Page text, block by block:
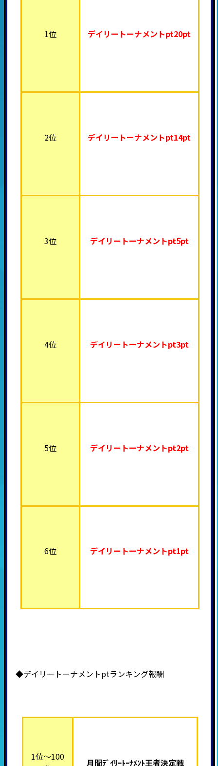
1位 デイリートーナメントpt20pt
2位 デイリートーナメントpt14pt
3位 デイリートーナメントpt5pt
4位 デイリートーナメントpt3pt
5位 デイリートーナメントpt2pt
6位 デイリートーナメントpt1pt
◆デイリートーナメントptランキング報酬
1位～100
月間ﾃﾞｲﾘｰﾄｰﾅﾒﾝﾄ王者決定戦